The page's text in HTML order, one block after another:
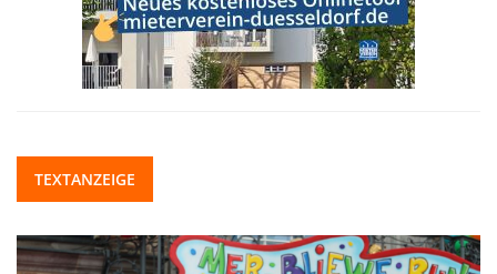
TEXTANZEIGE